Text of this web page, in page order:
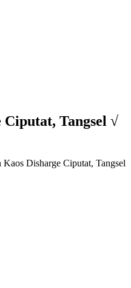
Ciputat, Tangsel √
Kaos Disharge Ciputat, Tangsel